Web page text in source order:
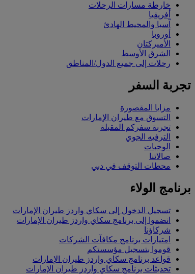
خارطة مسارات الرحلات
أفريقيا
آسيا والمحيط الهادئ
أوروبا
الأميركتان
الشرق الأوسط
رحلات إلى جميع الدول/المناطق
تجربة السفر
مزايا المقصورة
التسوق مع طيران الإمارات
تجربة سفركم المقبلة
الترفيه الجوي
الوجبات
صالاتنا
محطات التوقف في دبي
برنامج الولاء
تسجيل الدخول إلى سكاي واردز طيران الإمارات
انضموا إلى برنامج سكاي واردز طيران الإمارات
شركاؤنا
امتيازات برنامج مكافآت الشركات
قوموا بتسجيل مؤسستكم
قواعد برنامج سكاي واردز طيران الإمارات
تحديثات برنامج سكاي واردز طيران الإمارات